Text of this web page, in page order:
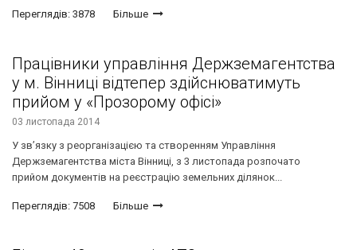
Переглядів: 3878 Більше
Працівники управління Держземагентства
у м. Вінниці відтепер здійснюватимуть
прийом у «Прозорому офісі»
03 листопада 2014
У зв’язку з реорганізацією та створенням Управління
Держземагентства міста Вінниці, з 3 листопада розпочато
прийом документів на реєстрацію земельних ділянок...
Переглядів: 7508 Більше